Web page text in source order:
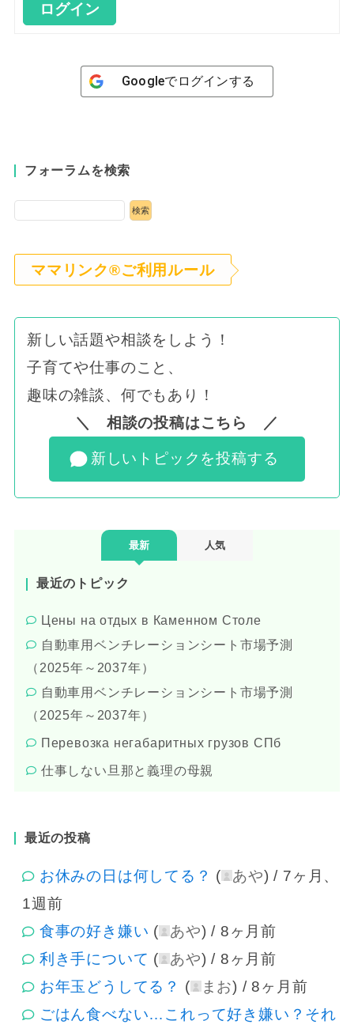
ログイン
Googleでログインする
フォーラムを検索
ママリンク®ご利用ルール
新しい話題や相談をしよう！
子育てや仕事のこと、
趣味の雑談、何でもあり！
＼ 相談の投稿はこちら ／
新しいトピックを投稿する
最新 人気
最近のトピック
Цены на отдых в Каменном Столе
自動車用ベンチレーションシート市場予測
（2025年～2037年）
自動車用ベンチレーションシート市場予測
（2025年～2037年）
Перевозка негабаритных грузов СПб
仕事しない旦那と義理の母親
最近の投稿
お休みの日は何してる？ ( あや) / 7ヶ月、
1週前
食事の好き嫌い ( あや) / 8ヶ月前
利き手について ( あや) / 8ヶ月前
お年玉どうしてる？
( まお) /8ヶ月前
ごはん食べない…これって好き嫌い？それ